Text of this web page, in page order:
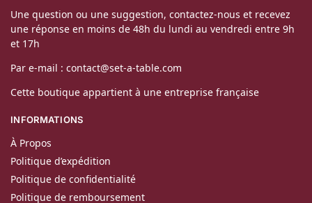
Une question ou une suggestion, contactez-nous et recevez
une réponse en moins de 48h du lundi au vendredi entre 9h
et 17h
Par e-mail : contact@set-a-table.com
Cette boutique appartient à une entreprise française
INFORMATIONS
À Propos
Politique d’expédition
Politique de confidentialité
Politique de remboursement